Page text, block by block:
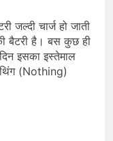
चार्ज हो जाती
बैटरी है। बस कुछ ही
इसका इस्तेमाल
(Nothing)